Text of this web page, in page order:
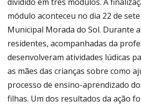
módulo aconteceu no dia 22 de
Municipal Morada do Sol. Durante a
residentes, acompanhadas da
desenvolveram atividades lúdicas
as mães das crianças sobre como
processo de ensino-aprendizado
filhas. Um dos resultados da ação